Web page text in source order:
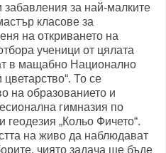
забавления за най-малките
класове за
на откриването на
ученици от цялата
в мащабно Национално
То се
на образованието и
гимназия по
геодезия „Кольо Фичето“.
на живо да наблюдават
чиято задача ще бъде